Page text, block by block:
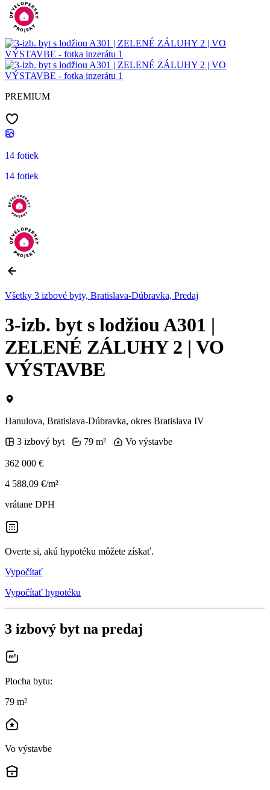
PREMIUM
14 fotiek
14 fotiek
Všetky 3 izbové byty, Bratislava-Dúbravka, Predaj
3-izb. byt s lodžiou A301 |
ZELENÉ ZÁLUHY 2 | VO
VÝSTAVBE
Hanulova, Bratislava-Dúbravka, okres Bratislava IV
3 izbový byt
79 m² Vo výstavbe
362 000 €
4 588,09 €/m²
vrátane DPH
Overte si, akú hypotéku môžete získať.
Vypočítať
Vypočítať hypotéku
3 izbový byt na predaj
Plocha bytu:
79 m²
Vo výstavbe